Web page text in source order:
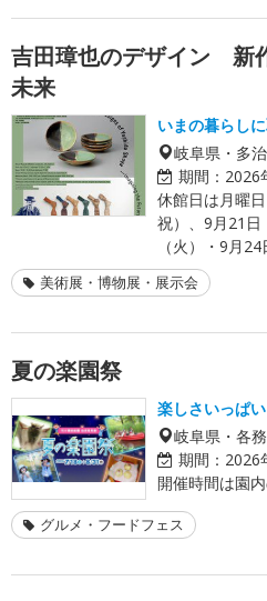
吉田璋也のデザイン 新
未来
いまの暮らし
岐阜県・多
期間： 2026
休館日は月曜
祝）、9月21日
（火）・9月
美術展・博物展・展示会
夏の楽園祭
楽しさいっぱ
岐阜県・各
期間： 2026
開催時間は園
グルメ・フードフェス